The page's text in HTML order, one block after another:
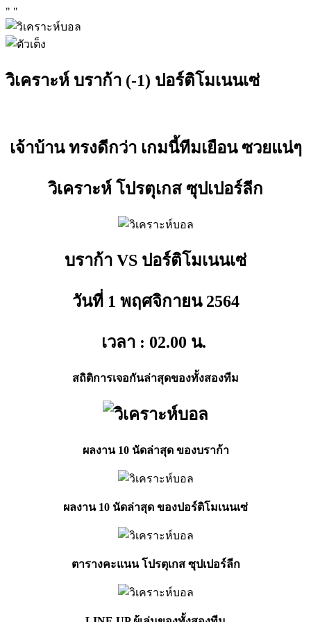
" "
วิเคราะห์ บราก้า (-1) ปอร์ติโมเนนเซ่
เจ้าบ้าน ทรงดีกว่า เกมนี้ทีมเยือน ซวยแน่ๆ
วิเคราะห์ โปรตุเกส ซุปเปอร์ลีก
บราก้า VS ปอร์ติโมเนนเซ่
วันที่ 1 พฤศจิกายน2564
เวลา : 02.00 น.
สถิติการเจอกันล่าสุดของทั้งสองทีม
ผลงาน 10 นัดล่าสุด ของบราก้า
ผลงาน 10 นัดล่าสุด ของปอร์ติโมเนนเซ่
ตารางคะแนน โปรตุเกส ซุปเปอร์ลีก